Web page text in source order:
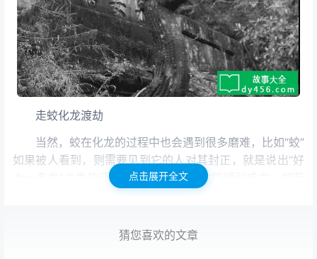
走蛟化龙渡劫
当然，蛟在化龙的过程中也会遇到很多磨难，比如“蛟”
如果被人看到，则需要见到它的人对其封正，就是说出“好
大一条龙”之类的话语，只有这样“蛟”才能顺利成龙，如若
“走蛟”通常都会伴随河道涨水甚至洪水，人们不希望给
点击展开全文
猜您喜欢的文章